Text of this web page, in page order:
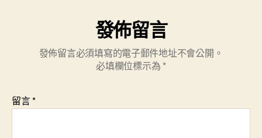
發佈留言
發佈留言必須填寫的電子郵件地址不會公開。
必填欄位標示為 *
留言*